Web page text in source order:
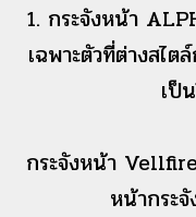
1. กระจังหน้า
เฉพาะตัวที่ต่างสไต
เป็
กระจังหน้า
หน้ากระ